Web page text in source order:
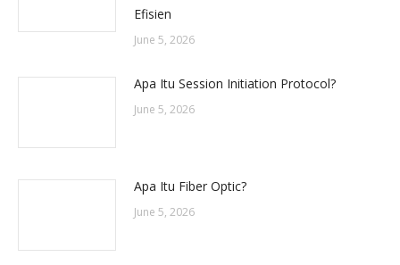
Efisien
June 5, 2026
Apa Itu Session Initiation Protocol?
June 5, 2026
Apa Itu Fiber Optic?
June 5, 2026